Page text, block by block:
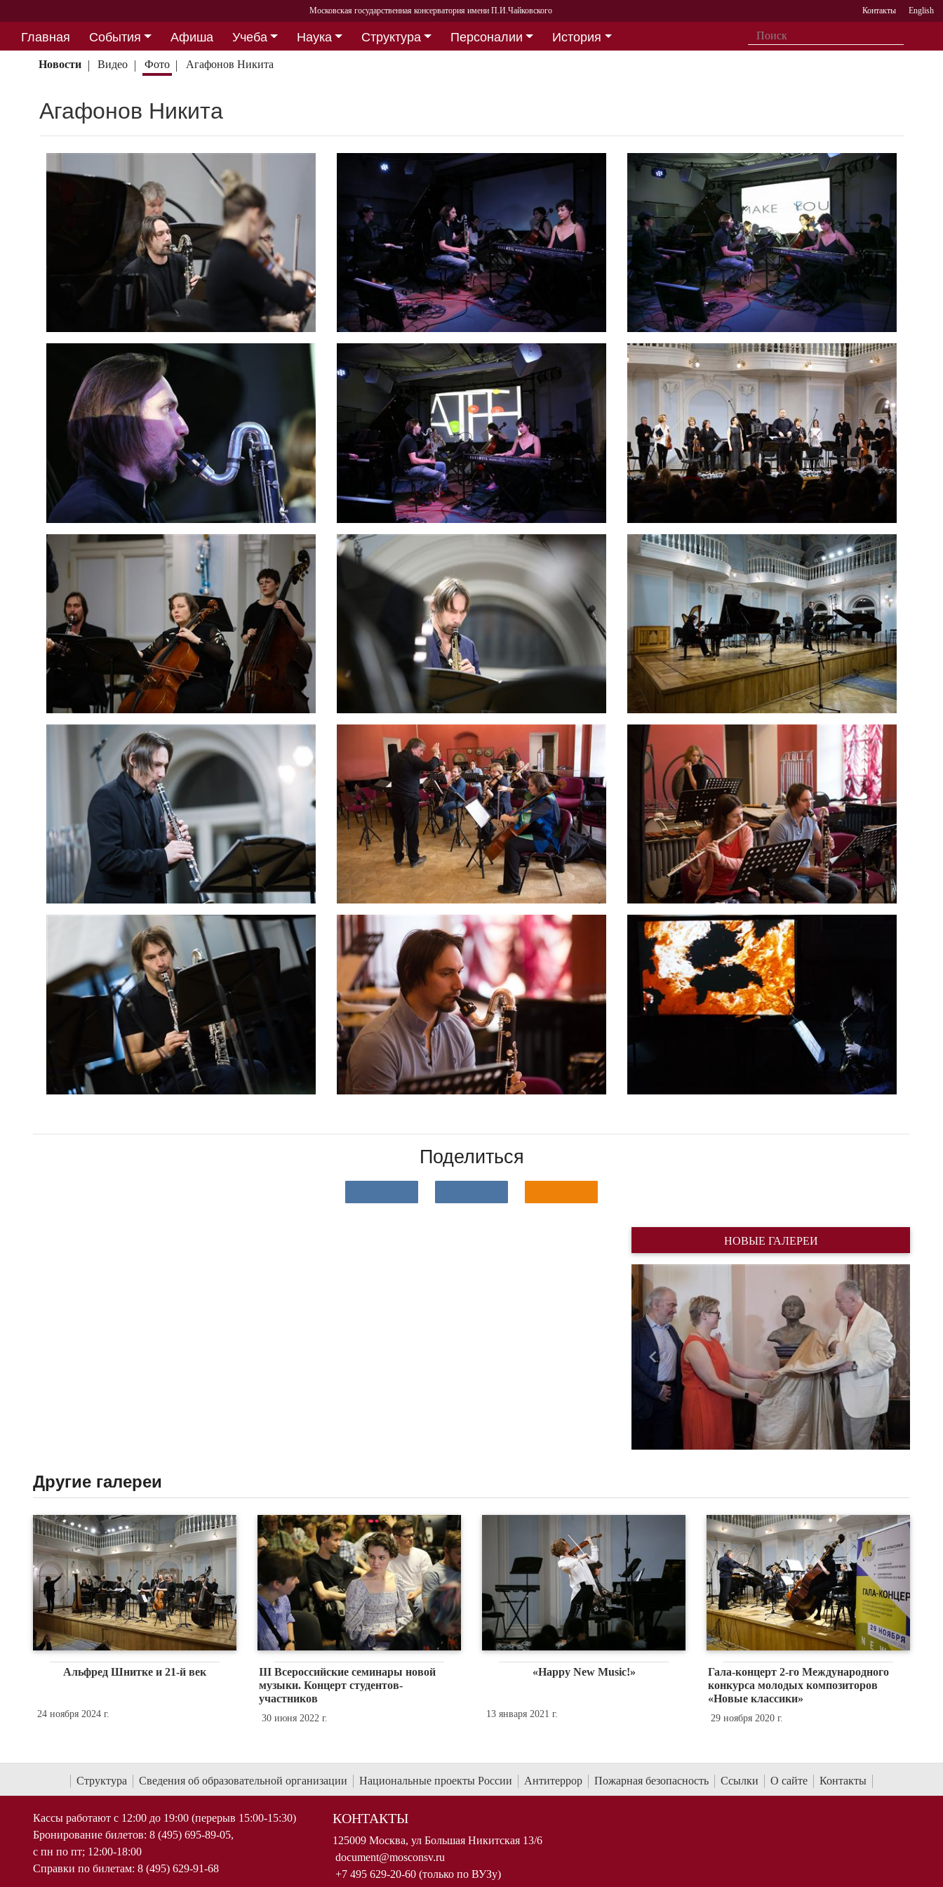
Московская государственная консерватория имени П.И.Чайковского Контакты English
Главная События Афиша Учеба Наука Структура Персоналии
История
Партнерство
Новости Видео Фото Агафонов Никита
Агафонов Никита
Поделиться
НОВЫЕ ГАЛЕРЕИ
Назад Вперед
Другие галереи
Альфред Шнитке и 21-й век
24 ноября 2024 г.
III Всероссийские семинары новой
музыки. Концерт студентов-
участников
30 июня 2022 г.
«Happy New Music!»
13 января 2021 г.
Гала-концерт 2-го Международного
конкурса молодых композиторов
«Новые классики»
29 ноября 2020 г.
Структура Сведения об образовательной организации Национальные проекты России Антитеррор Пожарная безопасность Ссылки О сайте Контакты
Кассы работают с 12:00 до 19:00 (перерыв 15:00-15:30)
Бронирование билетов: 8 (495) 695-89-05,
с пн по пт; 12:00-18:00
Справки по билетам: 8 (495) 629-91-68
КОНТАКТЫ
125009 Москва, ул Большая Никитская 13/6
document@mosconsv.ru
+7 495 629-20-60 (только по ВУЗу)